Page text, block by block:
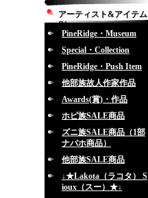
アーティスト&アイテム
別
PineRidge・Museum
Special・Collection
PineRidge・Push Item
他部族故人作家作品
Awards(賞)・作品
ホピ族SALE商品
ズニ族SALE商品（1部
ナバホ商品）
他部族SALE商品
↓★Lakota（ラコタ） S
ioux（スー）★↓